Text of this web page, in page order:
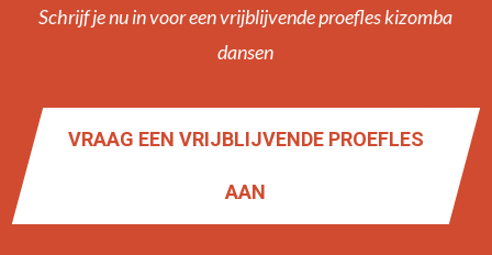
Schrijf je nu in voor een vrijblijvende proefles kizomba
dansen
VRAAG EEN VRIJBLIJVENDE PROEFLES
AAN